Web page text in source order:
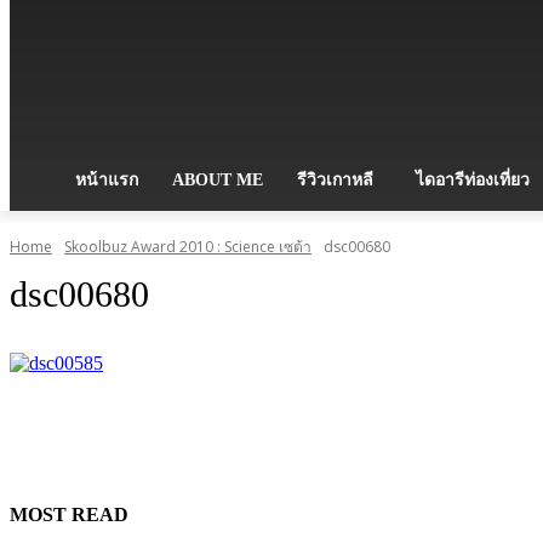
หน้าแรก ABOUT ME รีวิวเกาหลี ไดอารีท่องเที่ยว
Home Skoolbuz Award 2010 : Science เซต้า dsc00680
dsc00680
MOST READ